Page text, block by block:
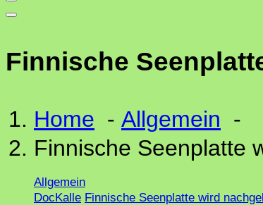
Finnische
Home - Allgemein -
Finnische Seenplatte
Allgemein
DocKalle Finnische Seenplatte wird